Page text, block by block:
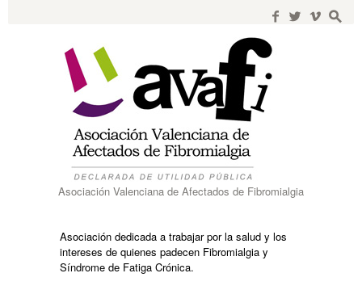
f w i s
Asociación Valenciana de Afectados de Fibromialgia
Asociación dedicada a trabajar por la salud y los
intereses de quienes padecen Fibromialgia y
Síndrome de Fatiga Crónica.